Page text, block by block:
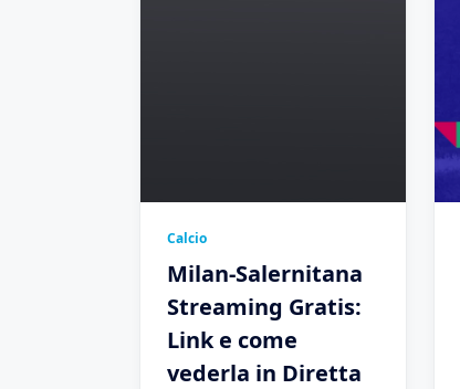
Calcio
Milan-Salernitana
Streaming Gratis:
Link e come
vederla in Diretta